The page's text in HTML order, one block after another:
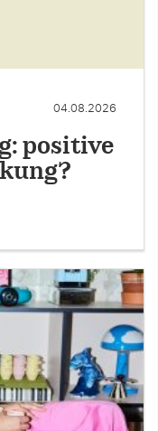
04.08.2026
positive